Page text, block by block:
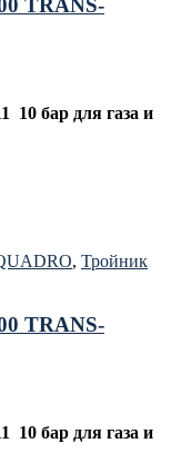
TRANS-
10 бар для газа и
, Тройник
TRANS-
10 бар для газа и